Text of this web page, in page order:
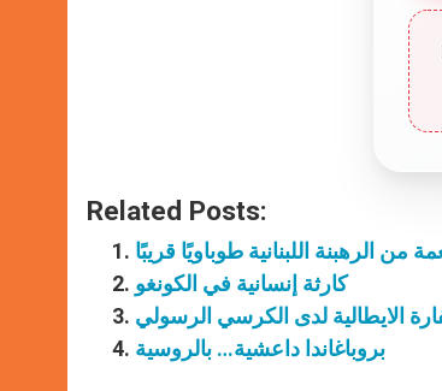
Related Posts:
الرهبنة اللبنانية طوباويًا قريبًا
كارثة إنسانية في الكونغو
الايطالية لدى الكرسي الرسولي
بروباغاندا داعشية… بالروسية